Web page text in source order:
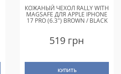
КОЖАНЫЙ ЧЕХОЛ RALLY WITH
MAGSAFE ДЛЯ APPLE IPHONE
17 PRO (6.3") BROWN / BLACK
519 грн
КУПИТЬ